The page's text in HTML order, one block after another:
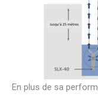
En plus de sa